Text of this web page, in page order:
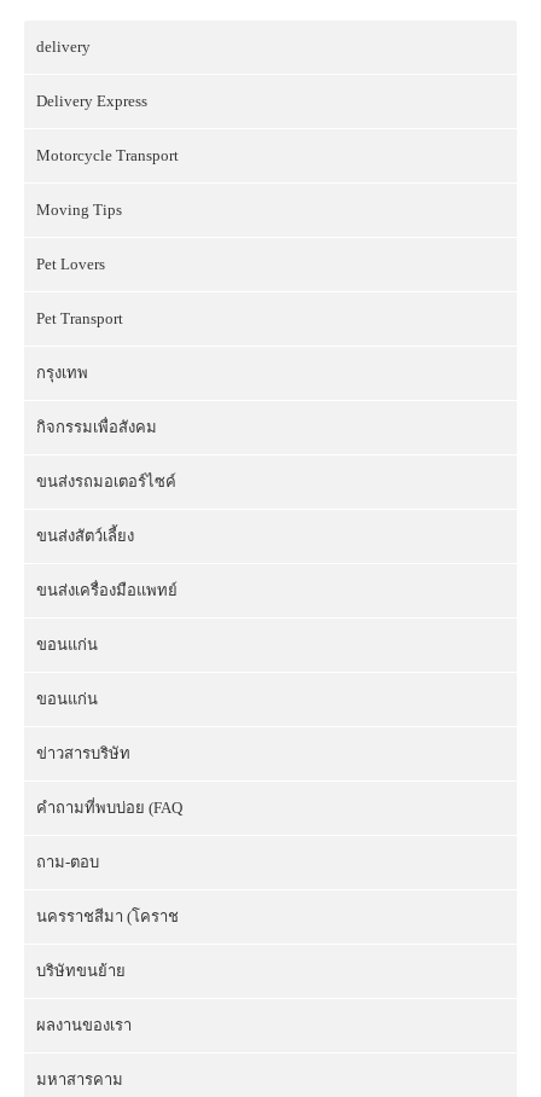
delivery
Delivery Express
Motorcycle Transport
Moving Tips
Pet Lovers
Pet Transport
กรุงเทพ
กิจกรรมเพื่อสังคม
ขนส่งรถมอเตอร์ไซค์
ขนส่งสัตว์เลี้ยง
ขนส่งเครื่องมือแพทย์
ขอนแก่น
ขอนแก่น
ข่าวสารบริษัท
คำถามที่พบบ่อย (FAQ
ถาม-ตอบ
นครราชสีมา (โคราช
บริษัทขนย้าย
ผลงานของเรา
มหาสารคาม